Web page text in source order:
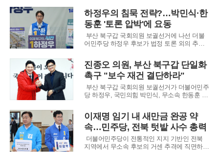
호성 발언을 남겨 논란이 일고 있다. 김선민 국
민의힘 거제시장 후보는 19일 오전, 스타벅스
방문을 독려하는 취지의 SNS 게시글에 동조하
는 댓글을 달았다가 여론의 뭇매를 맞았
하정우의 침묵 전략?…박민식·한
동훈 '토론 압박'에 요동
부산 북구갑 국회의원 보궐선거에 나선 더불
어민주당 하정우 후보가 법정 토론 외의 추가
집중 포화가 이어지고 있다. 하 후보는 지역 주
민들과 직접 소통하며 현안을 고민하는 것이
실질적인 북구 발전에 더 큰 도움이 된다는 논
리를 내세우며 토론 거부 논란에 정면으로 대
응
진종오 의원, 부산 북구갑 단일화
촉구 "보수 재건 결단하라"
부산 북구갑 국회의원 보궐선거가 더불어민주
당 하정우, 국민의힘 박민식, 무소속 한동훈 후
걸렸다. 야권 후보가 오차범위 밖 선두를 달리
는 상황에서 보수 후보 간 단일화가 무산될 위
기에 처하자 당내 갈등은 극에 달하고 있다. 친
한계 진종오 의원은 15일 지도부의 결단을
이재명 임기 내 새만금 완공 약
속…민주당, 전북 텃밭 사수 총력
더불어민주당이 전통적인 지지 기반인 전북
지역에서 무소속 후보의 거센 추격에 직면하자